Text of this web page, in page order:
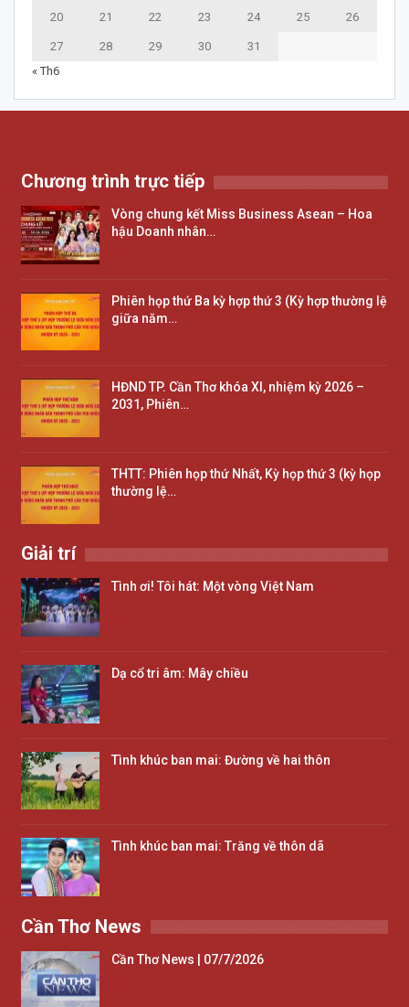
20 21 22 23 24 25 26
27 28 29 30
31
« Th6
Chương trình trực tiếp
Vòng chung kết Miss Business Asean – Hoa
hậu Doanh nhân…
Phiên họp thứ Ba kỳ hợp thứ 3 (Kỳ hợp thường lệ
giữa năm…
HĐND TP. Cần Thơ khóa XI, nhiệm kỳ 2026 –
2031, Phiên…
THTT: Phiên họp thứ Nhất, Kỳ họp thứ 3 (kỳ họp
thường lệ…
Giải trí
Tình ơi! Tôi hát: Một vòng Việt Nam
Dạ cổ tri âm: Mây chiều
Tình khúc ban mai: Đường về hai thôn
Tình khúc ban mai: Trăng về thôn dã
Cần Thơ News
Cần Thơ News | 07/7/2026